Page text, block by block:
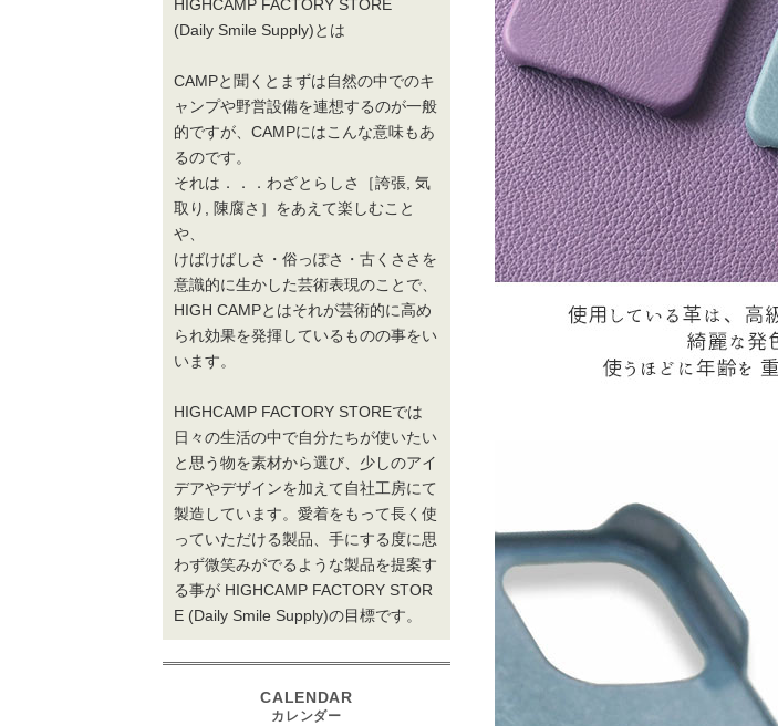
HIGHCAMP FACTORY STORE
(Daily Smile Supply)とは
CAMPと聞くとまずは自然の中でのキ
ャンプや野営設備を連想するのが一般
的ですが、CAMPにはこんな意味もあ
るのです。
それは．．．わざとらしさ［誇張, 気
取り, 陳腐さ］をあえて楽しむこと
や、
けばけばしさ・俗っぽさ・古くささを
意識的に生かした芸術表現のことで、
HIGH CAMPとはそれが芸術的に高め
られ効果を発揮しているものの事をい
います。
HIGHCAMP FACTORY STOREでは
日々の生活の中で自分たちが使いたい
と思う物を素材から選び、少しのアイ
デアやデザインを加えて自社工房にて
製造しています。愛着をもって長く使
っていただける製品、手にする度に思
わず微笑みがでるような製品を提案す
る事が HIGHCAMP FACTORY STOR
E (Daily Smile Supply)の目標です。